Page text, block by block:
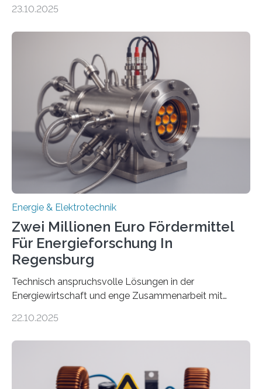
ermöglichen. Doch der dafür nötige Netzausbau hinkt
einem „Anschlussstau“. Die Stiftung
Umweltenergierecht hat den Rechtsrahmen in einem
neuen Bericht für die Praxis eingeordnet – inklusive der
Rolle von flexiblen Netzanschlussvereinbarungen. Der
Netzanschluss von Erneuerbare-Energien-Anlagen
(EE-Anlagen) ist entscheidend für die Energiewende.
Denn ohne Anschluss an das Netz kann kein Strom
eingespeist werden. Nach dem Erneuerbare-Energien-
Gesetz (EEG) sind Netzbetreiber…
23.10.2025
Energie & Elektrotechnik
Zwei Millionen Euro Fördermittel
Für Energieforschung In
Regensburg
Technisch anspruchsvolle Lösungen in der
Energiewirtschaft und enge Zusammenarbeit mit
neuen EU-geförderten Transfer-Projekte zu
Energietechnologien werden vom Europäischen
Sozialfonds Plus (ESF+) gefördert – mit einer
22.10.2025